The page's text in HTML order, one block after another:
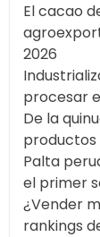
El cacao
2026
procesar
De la
productos
Palta
el primer
¿Vender
rankings